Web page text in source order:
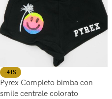
-41%
Pyrex Completo bimba con
smile centrale colorato